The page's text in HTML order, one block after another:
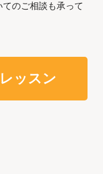
のご相談も承って
ッスン